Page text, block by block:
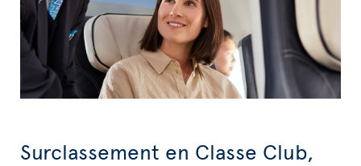
Surclassement en Classe Club,